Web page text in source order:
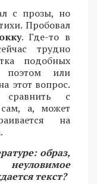
с прозы, но
Пробовал
. Где-то в
трудно
подобных
поэтом или
этот вопрос.
с
а, может
на
образ,
текст?